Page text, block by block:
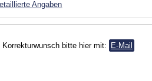
Angaben
bitte hier mit: E-Mail